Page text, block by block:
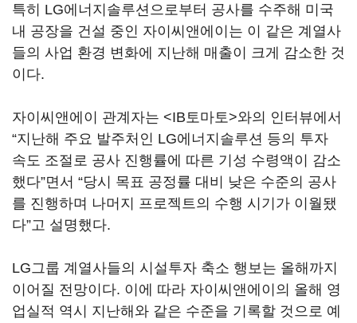
특히 LG에너지솔루션으로부터 공사를 수주해 미국
내 공장을 건설 중인 자이씨앤에이는 이 같은 계열사
들의 사업 환경 변화에 지난해 매출이 크게 감소한 것
이다.
자이씨앤에이 관계자는 <IB토마토>와의 인터뷰에서
“지난해 주요 발주처인 LG에너지솔루션 등의 투자
속도 조절로 공사 진행률에 따른 기성 수령액이 감소
했다”면서 “당시 목표 공정률 대비 낮은 수준의 공사
를 진행하며 나머지 프로젝트의 수행 시기가 이월됐
다”고 설명했다.
LG그룹 계열사들의 시설투자 축소 행보는 올해까지
이어질 전망이다. 이에 따라 자이씨앤에이의 올해 영
업실적 역시 지난해와 같은 수준을 기록할 것으로 예